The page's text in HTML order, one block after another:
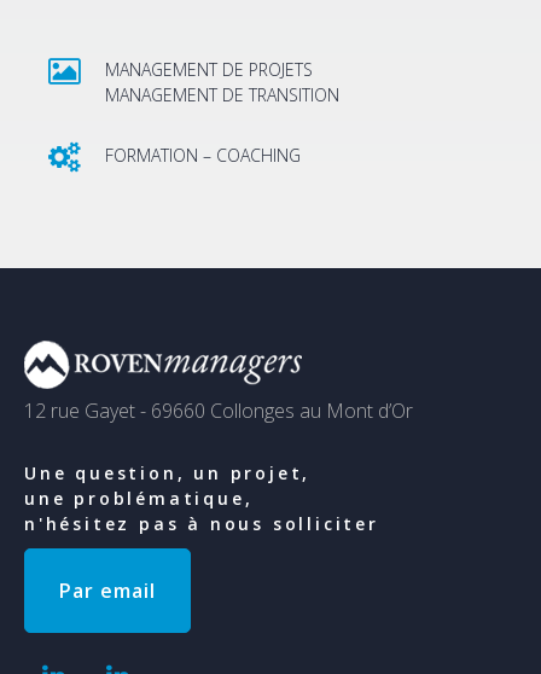
MANAGEMENT DE PROJETS
MANAGEMENT DE TRANSITION
FORMATION – COACHING
12 rue Gayet - 69660 Collonges au Mont d’Or
Une question, un projet,
une problématique,
n'hésitez pas à nous solliciter
Par email